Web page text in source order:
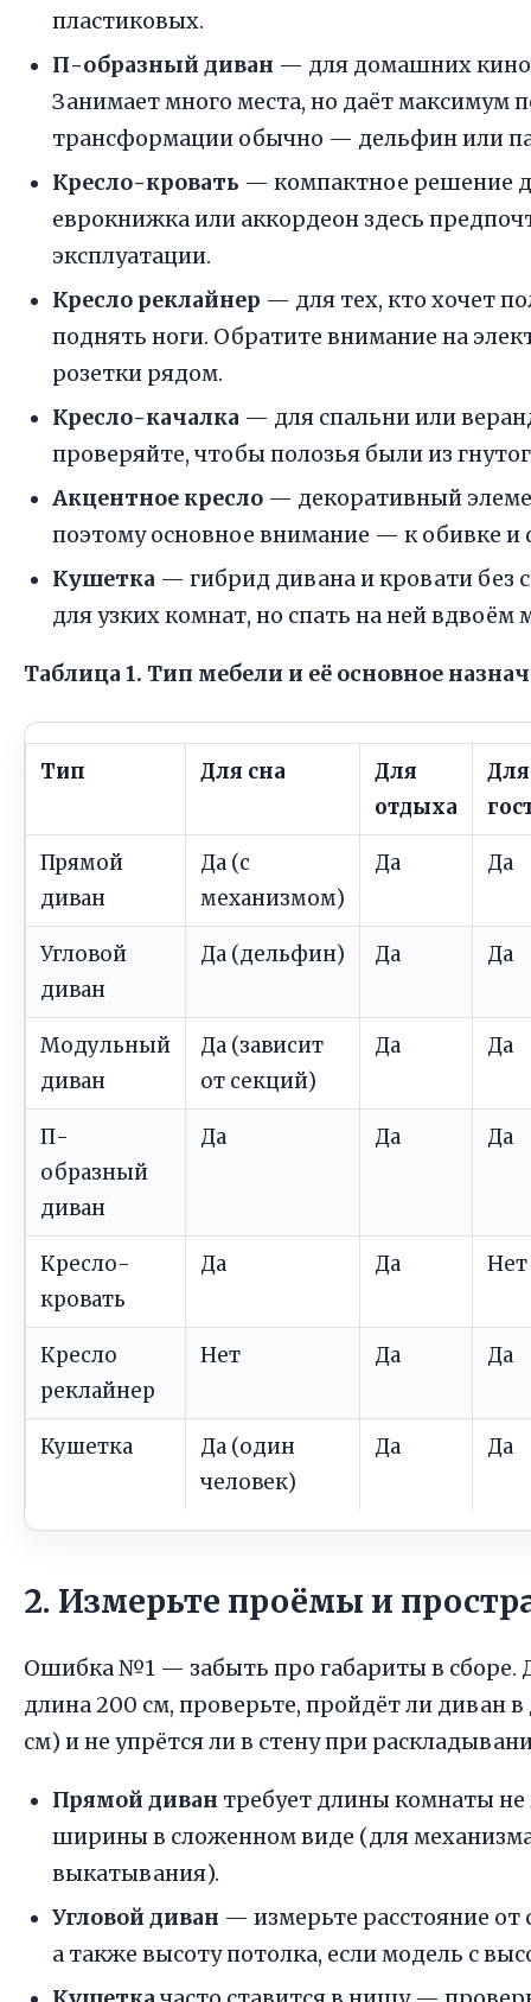
пластиковых.
П-образный диван — для домашних
Занимает много места, но даёт максимум
трансформации обычно — дельфин или
Кресло-кровать — компактное решение
еврокнижка или аккордеон здесь
эксплуатации.
Кресло реклайнер — для тех, кто хочет
поднять ноги. Обратите внимание на
розетки рядом.
Кресло-качалка — для спальни или
проверяйте, чтобы полозья были из
Акцентное кресло — декоративный
поэтому основное внимание — к обивке и
Кушетка — гибрид дивана и кровати без
для узких комнат, но спать на ней
Таблица 1. Тип мебели и её основное
Тип Для сна
Для
отдыха
Для
Прямой
диван
Да (с
механизмом)
Да Да
Угловой
диван
Да (дельфин) Да Да
Модульный
диван
Да (зависит
от секций)
Да Да
П-
образный
диван
Да Да Да
Кресло-
кровать
Да Да Нет
Кресло
реклайнер
Нет Да Да
Кушетка
Да (один
человек)
Да Да
2. Измерьте проёмы и
Ошибка №1 — забыть про габариты в сборе.
длина 200 см, проверьте, пройдёт ли диван
см) и не упрётся ли в стену при
Прямой диван требует длины комнаты
ширины в сложенном виде (для
выкатывания).
Угловой диван — измерьте расстояние
а также высоту потолка, если модель с